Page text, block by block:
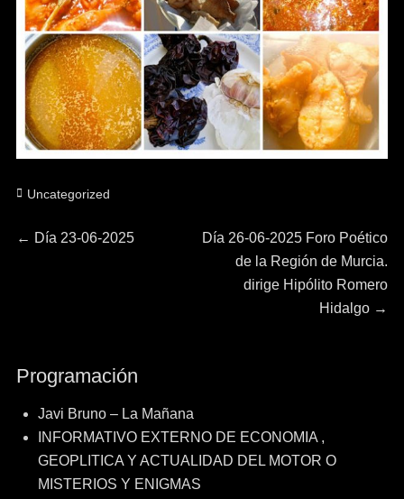
Categorías
Uncategorized
Navegación
← Entrada
Día 23-06-2025
Entrada
siguiente:
Día 26-06-2025 Foro Poético
de la Región de Murcia.
dirige Hipólito Romero
Hidalgo →
Programación
Javi Bruno – La Mañana
INFORMATIVO EXTERNO DE ECONOMIA ,
GEOPLITICA Y ACTUALIDAD DEL MOTOR O
MISTERIOS Y ENIGMAS